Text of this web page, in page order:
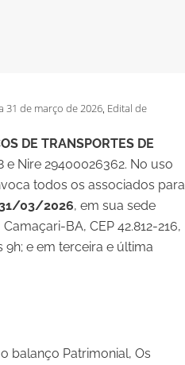
31 de março de 2026 Edital de
DE TRANSPORTES DE
e Nire 29400026362. No uso
todos os associados para
03/2026, em sua sede
BA, CEP 42.812-216,
e em terceira e última
balanço Patrimonial, Os